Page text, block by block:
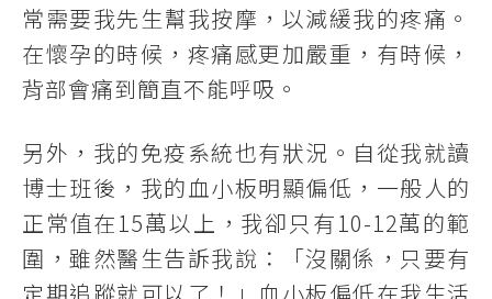
常需要我先生幫我按摩，以減緩我的疼痛。
在懷孕的時候，疼痛感更加嚴重，有時候，
背部會痛到簡直不能呼吸。
另外，我的免疫系統也有狀況。自從我就讀
博士班後，我的血小板明顯偏低，一般人的
正常值在15萬以上，我卻只有10-12萬的範
圍，雖然醫生告訴我說：「沒關係，只要有
定期追蹤就可以了！」血小板偏低在我生活